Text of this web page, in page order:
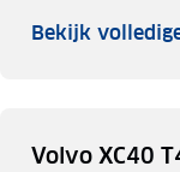
Bekijk
Volvo XC40